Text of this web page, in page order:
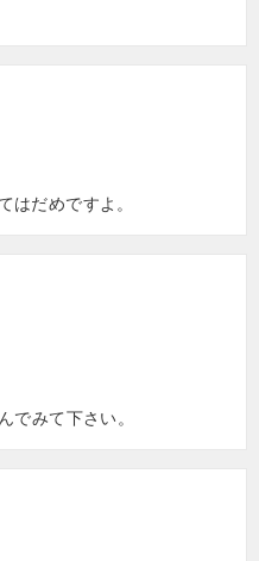
はだめですよ。
でみて下さい。